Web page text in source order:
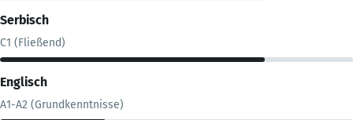
Serbisch
C1 (Fließend)
Englisch
A1-A2 (Grundkenntnisse)